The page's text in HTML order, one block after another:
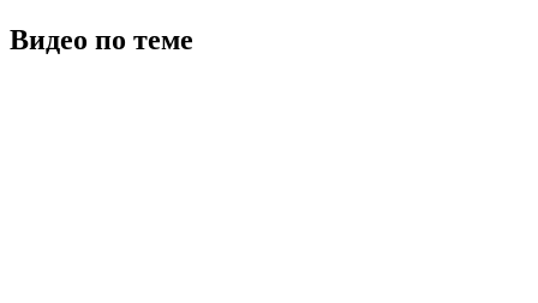
Видео по теме